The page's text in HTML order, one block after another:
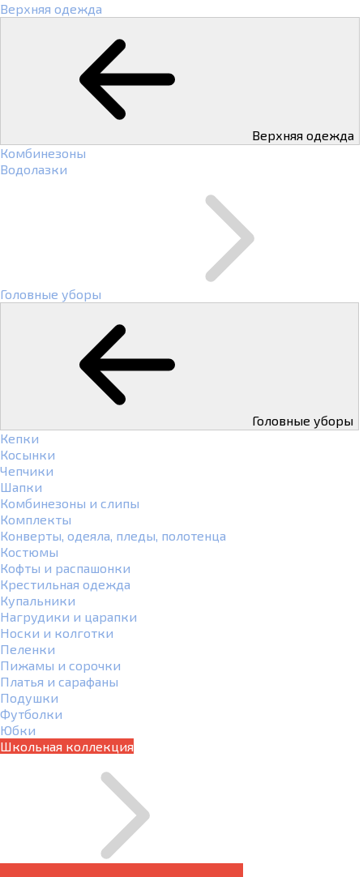
Верхняя одежда
Верхняя одежда
Комбинезоны
Водолазки
Головные уборы
Головные уборы
Кепки
Косынки
Чепчики
Шапки
Комбинезоны и слипы
Комплекты
Конверты, одеяла, пледы, полотенца
Костюмы
Кофты и распашонки
Крестильная одежда
Купальники
Нагрудики и царапки
Носки и колготки
Пеленки
Пижамы и сорочки
Платья и сарафаны
Подушки
Футболки
Юбки
Школьная коллекция